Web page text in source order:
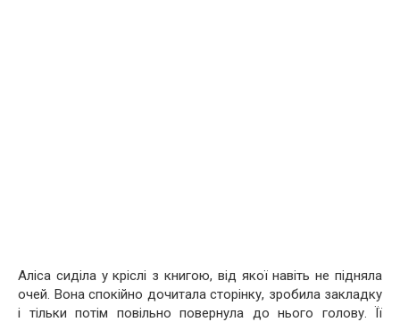
Аліса сиділа у кріслі з книгою, від якої навіть не підняла
очей. Вона спокійно дочитала сторінку, зробила закладку
і тільки потім повільно повернула до нього голову. Її